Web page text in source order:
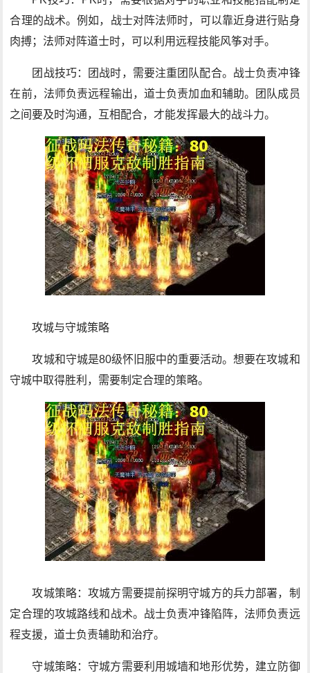
合理的战术。例如，战士对阵法师时，可以靠近身进行贴身
肉搏；法师对阵道士时，可以利用远程技能风筝对手。
团战技巧：团战时，需要注重团队配合。战士负责冲锋
在前，法师负责远程输出，道士负责加血和辅助。团队成员
之间要及时沟通，互相配合，才能发挥最大的战斗力。
攻城与守城策略
攻城和守城是80级怀旧服中的重要活动。想要在攻城和
守城中取得胜利，需要制定合理的策略。
攻城策略：攻城方需要提前探明守城方的兵力部署，制
定合理的攻城路线和战术。战士负责冲锋陷阵，法师负责远
程支援，道士负责辅助和治疗。
守城策略：守城方需要利用城墙和地形优势，建立防御